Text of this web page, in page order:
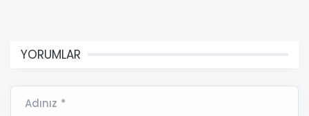
YORUMLAR
Adınız *